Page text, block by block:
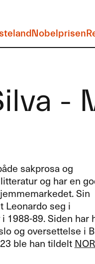
Nobelprisen
-
sakprosa og
og har en
Sin
Leonardo seg i
1988-89. Siden har
og oversettelse i
ble han tildelt